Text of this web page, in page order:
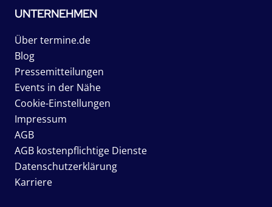
UNTERNEHMEN
Über termine.de
Blog
Pressemitteilungen
Events in der Nähe
Cookie-Einstellungen
Impressum
AGB
AGB kostenpflichtige Dienste
Datenschutzerklärung
Karriere